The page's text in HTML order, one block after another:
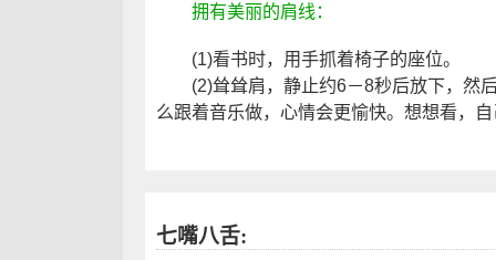
拥有美丽的肩线：
(1)看书时，用手抓着椅子的座位。
(2)耸耸肩，静止约6－8秒后放下，然
么跟着音乐做，心情会更愉快。想想看，
七嘴八舌: